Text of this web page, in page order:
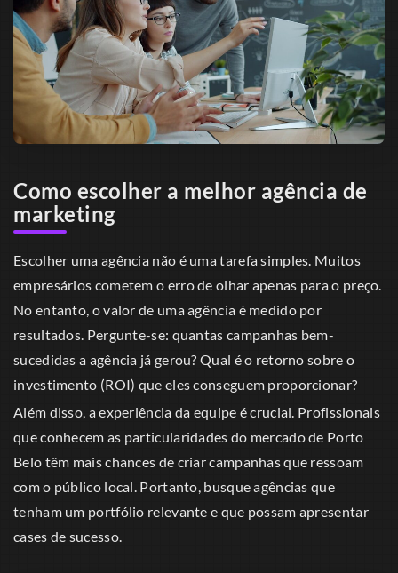
Como escolher a melhor agência de
marketing
Escolher uma agência não é uma tarefa simples. Muitos
empresários cometem o erro de olhar apenas para o preço.
No entanto, o valor de uma agência é medido por
resultados. Pergunte-se: quantas campanhas bem-
sucedidas a agência já gerou? Qual é o retorno sobre o
investimento (ROI) que eles conseguem proporcionar?
Além disso, a experiência da equipe é crucial. Profissionais
que conhecem as particularidades do mercado de Porto
Belo têm mais chances de criar campanhas que ressoam
com o público local. Portanto, busque agências que
tenham um portfólio relevante e que possam apresentar
cases de sucesso.